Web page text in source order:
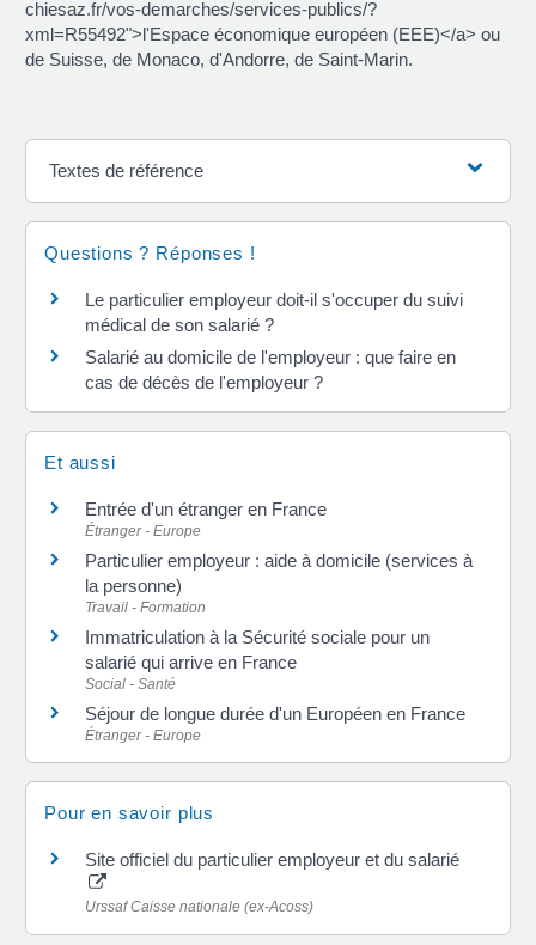
chiesaz.fr/vos-demarches/services-publics/?
xml=R55492">l'Espace économique européen (EEE)</a> ou
de Suisse, de Monaco, d'Andorre, de Saint-Marin.
Textes de référence
Questions ? Réponses !
Le particulier employeur doit-il s'occuper du suivi
médical de son salarié ?
Salarié au domicile de l'employeur : que faire en
cas de décès de l'employeur ?
Et aussi
Entrée d'un étranger en France
Étranger - Europe
Particulier employeur : aide à domicile (services à
la personne)
Travail - Formation
Immatriculation à la Sécurité sociale pour un
salarié qui arrive en France
Social - Santé
Séjour de longue durée d'un Européen en France
Étranger - Europe
Pour en savoir plus
Site officiel du particulier employeur et du salarié
Urssaf Caisse nationale (ex-Acoss)